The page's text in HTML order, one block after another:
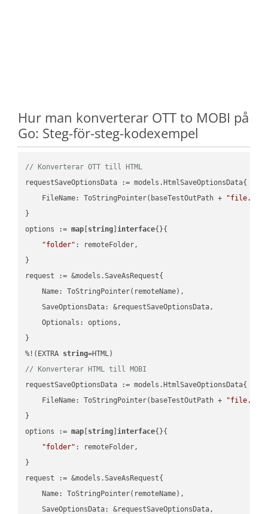
Hur man konverterar OTT to MOBI på
Go: Steg-för-steg-kodexempel
// Konverterar OTT till HTML
requestSaveOptionsData := models.HtmlSaveOptionsData{
    FileName: ToStringPointer(baseTestOutPath +
"file.OTT"
}
options := map string ]interface{}{
"folder" : remoteFolder,
}
request := &models.SaveAsRequest{
    Name: ToStringPointer(remoteName),
    SaveOptionsData: &requestSaveOptionsData,
    Optionals: options,
}
%!(EXTRA string
// Konverterar HTML till MOBI
requestSaveOptionsData := models.HtmlSaveOptionsData{
    FileName: ToStringPointer(baseTestOutPath +
}
options := map string ]interface{}{
"folder" : remoteFolder,
}
request := &models.SaveAsRequest{
    Name: ToStringPointer(remoteName),
    SaveOptionsData: &requestSaveOptionsData,